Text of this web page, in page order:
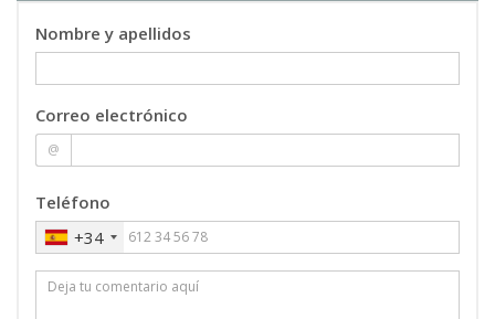
Jenny Adriana Hernandez Calvo
Sunil-Chandru Mahtani Chandiramani:
Profesional del sector
Universidad
Francisco Juan Sanchis Illueca: Profesional
del sector
Nombre y apellidos
Correo electrónico
@
Teléfono
+34